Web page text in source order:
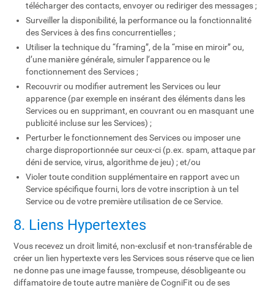
télécharger des contacts, envoyer ou rediriger des messages ;
Surveiller la disponibilité, la performance ou la fonctionnalité
des Services à des fins concurrentielles ;
Utiliser la technique du “framing”, de la “mise en miroir” ou,
d’une manière générale, simuler l’apparence ou le
fonctionnement des Services ;
Recouvrir ou modifier autrement les Services ou leur
apparence (par exemple en insérant des éléments dans les
Services ou en supprimant, en couvrant ou en masquant une
publicité incluse sur les Services) ;
Perturber le fonctionnement des Services ou imposer une
charge disproportionnée sur ceux-ci (p.ex. spam, attaque par
déni de service, virus, algorithme de jeu) ; et/ou
Violer toute condition supplémentaire en rapport avec un
Service spécifique fourni, lors de votre inscription à un tel
Service ou de votre première utilisation de ce Service.
8. Liens Hypertextes
Vous recevez un droit limité, non-exclusif et non-transférable de
créer un lien hypertexte vers les Services sous réserve que ce lien
ne donne pas une image fausse, trompeuse, désobligeante ou
diffamatoire de toute autre manière de CogniFit ou de ses